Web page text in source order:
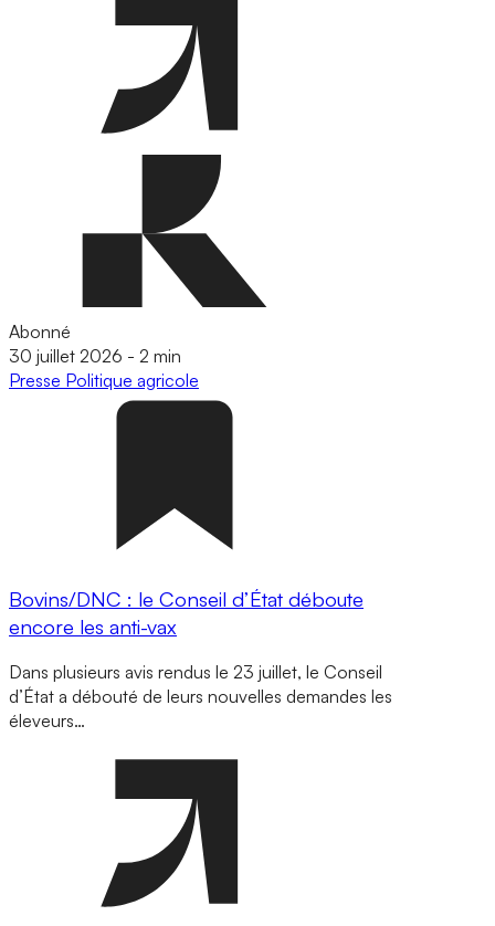
Abonné
30 juillet 2026 - 2 min
Presse Politique agricole
Bovins/DNC : le Conseil d’État déboute
encore les anti-vax
Dans plusieurs avis rendus le 23 juillet, le Conseil
d’État a débouté de leurs nouvelles demandes les
éleveurs…